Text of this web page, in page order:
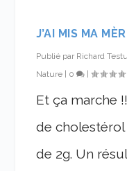
J’AI MIS MA
Publié par Richard Testu
Nature
0 |
Et ça marche
de cholestérol
de 2g. Un